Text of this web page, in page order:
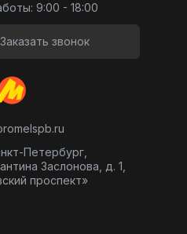
9:00 - 18:00
Заказать звонок
Петербург,
Заслонова, д. 1,
проспект»